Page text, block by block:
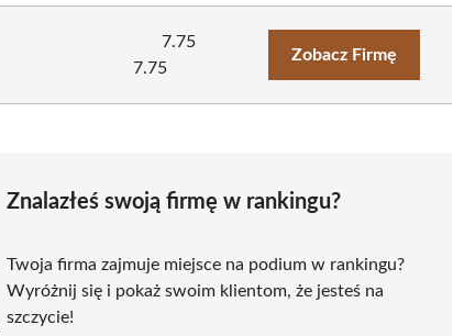
7.75
7.75
Zobacz Firmę
Znalazłeś swoją firmę w rankingu?
Twoja firma zajmuje miejsce na podium w rankingu?
Wyróżnij się i pokaż swoim klientom, że jesteś na
szczycie!